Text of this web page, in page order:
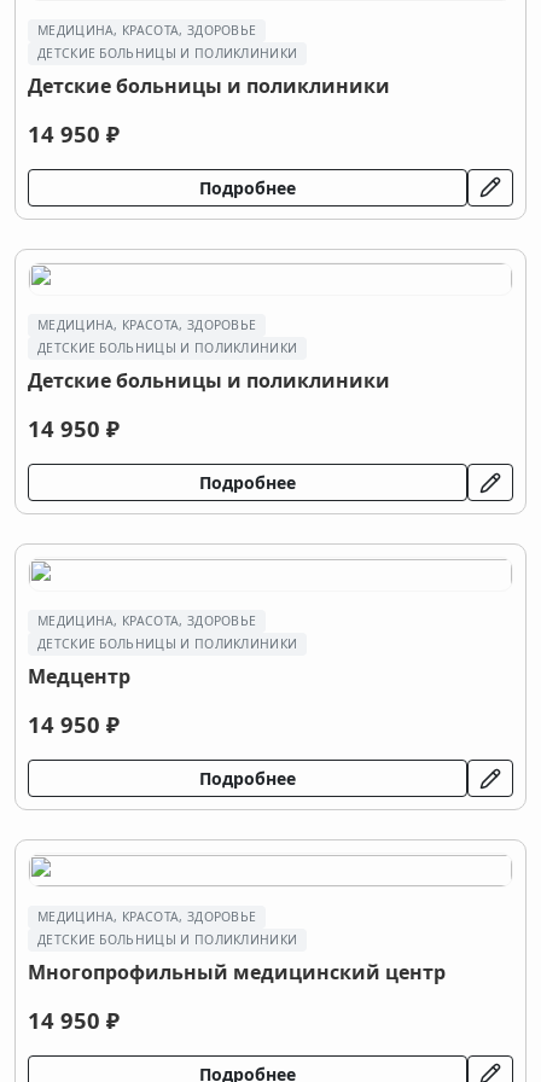
МЕДИЦИНА, КРАСОТА, ЗДОРОВЬЕ
ДЕТСКИЕ БОЛЬНИЦЫ И ПОЛИКЛИНИКИ
Детские больницы и поликлиники
14 950 ₽
Подробнее
МЕДИЦИНА, КРАСОТА, ЗДОРОВЬЕ
ДЕТСКИЕ БОЛЬНИЦЫ И ПОЛИКЛИНИКИ
Детские больницы и поликлиники
14 950 ₽
Подробнее
МЕДИЦИНА, КРАСОТА, ЗДОРОВЬЕ
ДЕТСКИЕ БОЛЬНИЦЫ И ПОЛИКЛИНИКИ
Медцентр
14 950 ₽
Подробнее
МЕДИЦИНА, КРАСОТА, ЗДОРОВЬЕ
ДЕТСКИЕ БОЛЬНИЦЫ И ПОЛИКЛИНИКИ
Многопрофильный медицинский центр
14 950 ₽
Подробнее